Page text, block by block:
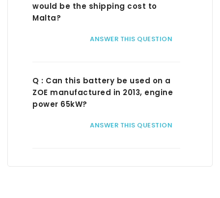
would be the shipping cost to
Malta?
ANSWER THIS QUESTION
Q : Can this battery be used on a
ZOE manufactured in 2013, engine
power 65kW?
ANSWER THIS QUESTION